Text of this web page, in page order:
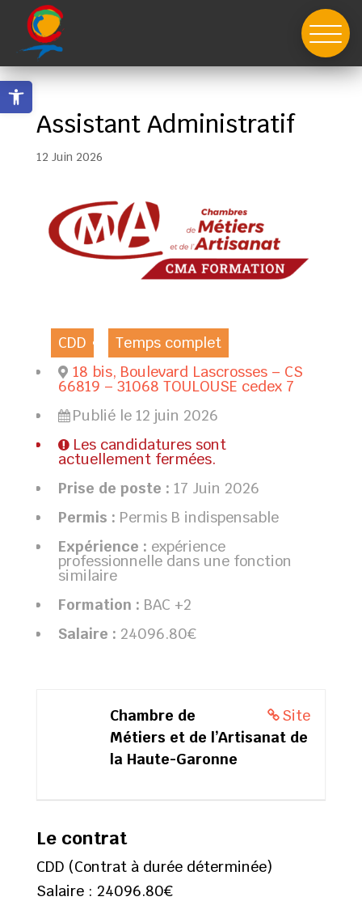
content
Ouvrir la barre d’outils
Assistant Administratif
12 Juin 2026
CDD
Temps complet
18 bis, Boulevard Lascrosses – CS
66819 – 31068 TOULOUSE cedex 7
Publié le 12 juin 2026
Les candidatures sont
actuellement fermées.
Prise de poste : 17 Juin 2026
Permis : Permis B indispensable
Expérience : expérience
professionnelle dans une fonction
similaire
Formation : BAC +2
Salaire : 24096.80€
Site
Chambre de
Métiers et de l’Artisanat de
la Haute-Garonne
Le contrat
CDD (Contrat à durée déterminée)
Salaire : 24096.80€